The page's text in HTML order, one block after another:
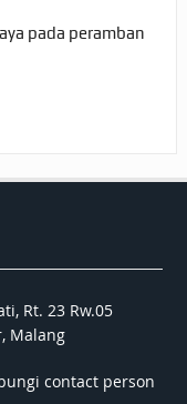
pada peramban
Rt. 23 Rw.05
Malang
contact person